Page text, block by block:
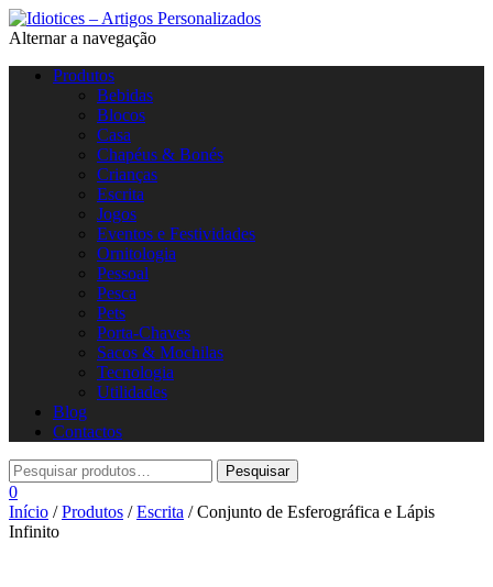
Alternar a navegação
Produtos
Bebidas
Blocos
Casa
Chapéus & Bonés
Crianças
Escrita
Jogos
Eventos e Festividades
Ornitologia
Pessoal
Pesca
Pets
Porta-Chaves
Sacos & Mochilas
Tecnologia
Utilidades
Blog
Contactos
0
Início /Produtos /Escrita / Conjunto de Esferográfica e Lápis
Infinito